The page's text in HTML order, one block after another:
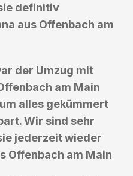
definitiv
aus Offenbach am
der Umzug mit
am Main
alles gekümmert
Wir sind sehr
jederzeit wieder
Offenbach am Main